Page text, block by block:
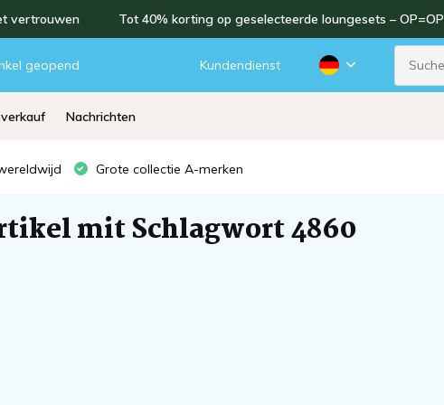
vertrouwen Tot 40% korting op geselecteerde loungesets – OP=OP
geopend Kundendienst
Nachrichten
Grote collectie A-merken
mit Schlagwort 4860